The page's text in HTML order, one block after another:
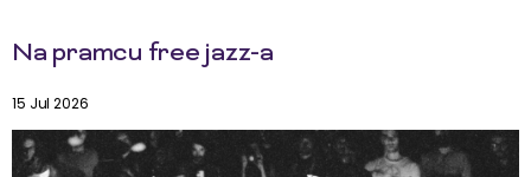
Na pramcu free jazz-a
15 Jul 2026